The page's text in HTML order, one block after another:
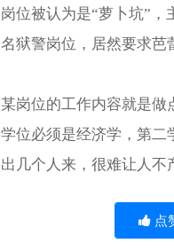
位被认为是“萝卜坑”
狱警岗位，居然要求
岗位的工作内容就是做
位必须是经济学，第
几个人来，很难让人不
点